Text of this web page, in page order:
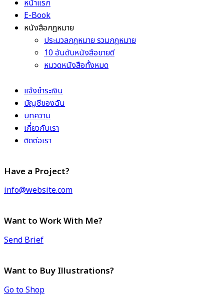
หน้าแรก
E-Book
หนังสือกฎหมาย
ประมวลกฎหมาย รวมกฎหมาย
10 อันดับหนังสือขายดี
หมวดหนังสือทั้งหมด
แจ้งชำระเงิน
บัญชีของฉัน
บทความ
เกี่ยวกับเรา
ติดต่อเรา
Have a Project?
info@website.com
Want to Work With Me?
Send Brief
Want to Buy Illustrations?
Go to Shop